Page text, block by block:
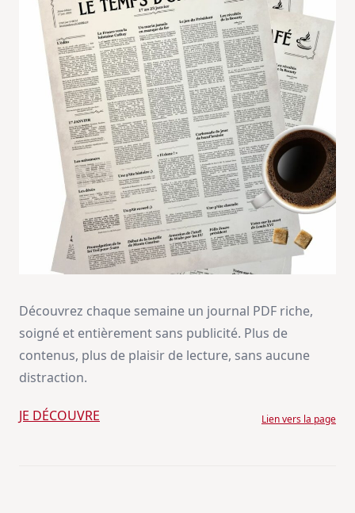
Découvrez chaque semaine un journal PDF riche,
soigné et entièrement sans publicité. Plus de
contenus, plus de plaisir de lecture, sans aucune
distraction.
JE DÉCOUVRE Lien vers la page